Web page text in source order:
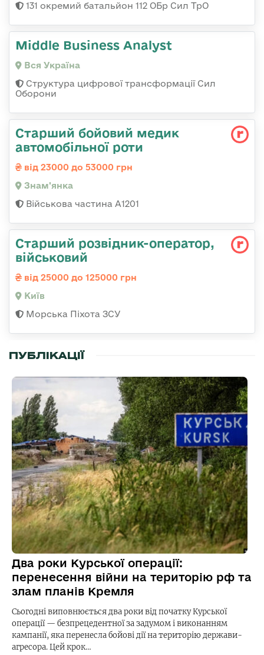
131 окремий батальйон 112 ОБр Сил ТрО
Middle Business Analyst
Вся Україна
Структура цифрової трансформації Сил
Оборони
Старший бойовий медик
автомобільної роти
від 23000 до 53000 грн
Знам'янка
Військова частина А1201
Стаpший pозвідник-опеpатоp,
військовий
від 25000 до 125000 грн
Київ
Морська Піхота ЗСУ
ПУБЛІКАЦІЇ
Два роки Курської операції:
перенесення війни на територію рф та
злам планів Кремля
Сьогодні виповнюється два роки від початку Курської
операції — безпрецедентної за задумом і виконанням
кампанії, яка перенесла бойові дії на територію держави-
агресора. Цей крок…